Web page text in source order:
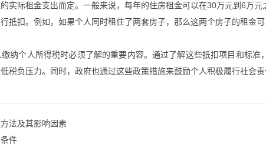
实际租金支出而定。一般来说，每年的住房租金可以在30万元到6万
抵扣。例如，如果个人同时租住了两套房子，那么这两个房子的租金可
纳个人所得税时必须了解的重要内容。通过了解这些抵扣项目和标准
税负压力。同时，政府也通过这些政策措施来鼓励个人积极履行社会责
法及其影响因素
件